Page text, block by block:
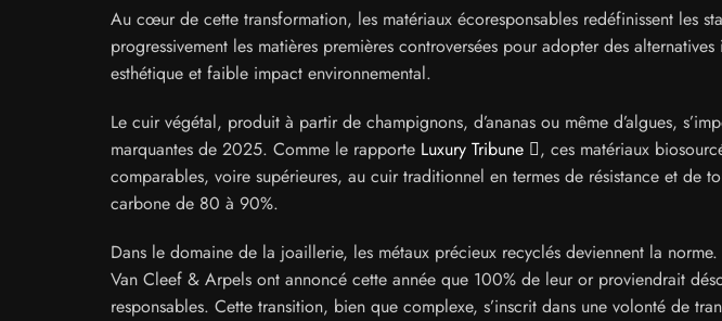
Au cœur de cette transformation, les matériaux écoresponsables redéfinissent les
progressivement les matières premières controversées pour adopter des
esthétique et faible impact environnemental.
Le cuir végétal, produit à partir de champignons, d’ananas ou même d’algues,
marquantes de 2025. Comme le rapporte Luxury Tribune
, ces matériaux
comparables, voire supérieures, au cuir traditionnel en termes de résistance et de
carbone de 80 à 90%.
Dans le domaine de la joaillerie, les métaux précieux recyclés deviennent la
Van Cleef & Arpels ont annoncé cette année que 100% de leur or proviendrait
responsables. Cette transition, bien que complexe, s’inscrit dans une volonté de